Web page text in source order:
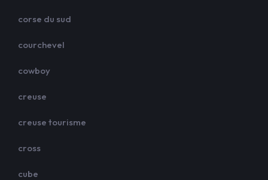
corse du sud
courchevel
cowboy
creuse
creuse tourisme
cross
cube